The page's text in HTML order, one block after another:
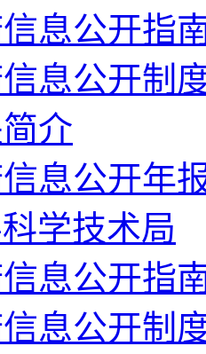
息公开指
息公开制
介
息公开年
学技术局
息公开指
息公开制